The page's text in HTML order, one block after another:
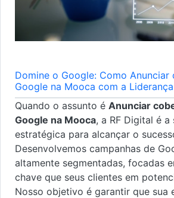
Domine o Google: Como Anunciar
Google na Mooca com a
Quando o assunto é Anunciar
Google na Mooca, a RF Digital é a
estratégica para alcançar o
Desenvolvemos campanhas de
altamente segmentadas, focadas
chave que seus clientes em
Nosso objetivo é garantir que sua